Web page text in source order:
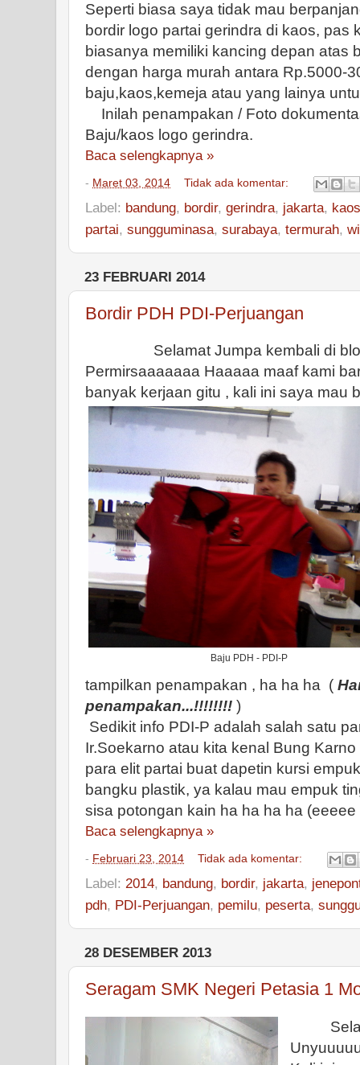
Seperti biasa saya tidak mau
bordir logo partai gerindra di kaos, pas
biasanya memiliki kancing depan atas
dengan harga murah antara Rp.5000-
baju,kaos,kemeja atau yang lainya
Inilah penampakan / Foto
Baju/kaos logo gerindra.
Baca selengkapnya »
- Maret 03, 2014 Tidak ada komentar:
Label: bandung, bordir, gerindra, jakarta, kaos
partai, sungguminasa, surabaya, termurah,
23 FEBRUARI 2014
Bordir PDH PDI-Perjuangan
Selamat Jumpa kembali di blog
Permirsaaaaaaa Haaaaa maaf kami
banyak kerjaan gitu , kali ini saya mau
Baju PDH - PDI-P
tampilkan penampakan , ha ha ha (
penampakan...!!!!!!!! )
Sedikit info PDI-P adalah salah satu
Ir.Soekarno atau kita kenal Bung
para elit partai buat dapetin kursi
bangku plastik, ya kalau mau empuk
sisa potongan kain ha ha ha ha
Baca selengkapnya »
- Februari 23, 2014 Tidak ada komentar:
Label: 2014, bandung, bordir, jakarta,
pdh, PDI-Perjuangan, pemilu, peserta,
28 DESEMBER 2013
Seragam SMK Negeri Petasia 1